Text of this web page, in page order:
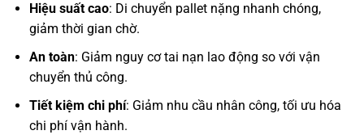
Hiệu suất cao: Di chuyển pallet nặng nhanh chóng,
giảm thời gian chờ.
An toàn: Giảm nguy cơ tai nạn lao động so với vận
chuyển thủ công.
Tiết kiệm chi phí: Giảm nhu cầu nhân công, tối ưu hóa
chi phí vận hành.